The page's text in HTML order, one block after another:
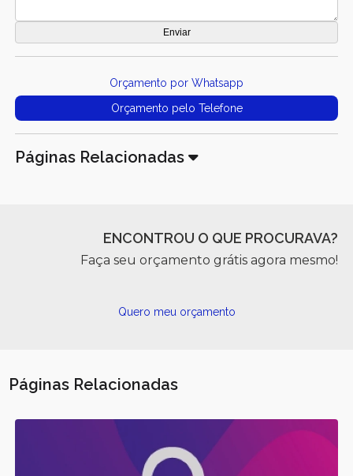
Orçamento por Whatsapp
Orçamento pelo Telefone
Páginas Relacionadas
ENCONTROU O QUE PROCURAVA?
Faça seu orçamento grátis agora mesmo!
Quero meu orçamento
Páginas Relacionadas